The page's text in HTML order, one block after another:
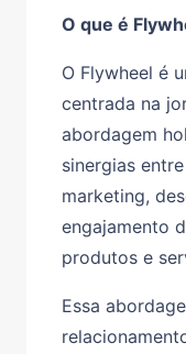
O que é
O Flywheel é
centrada na
abordagem
sinergias
marketing,
engajamento
produtos e
Essa